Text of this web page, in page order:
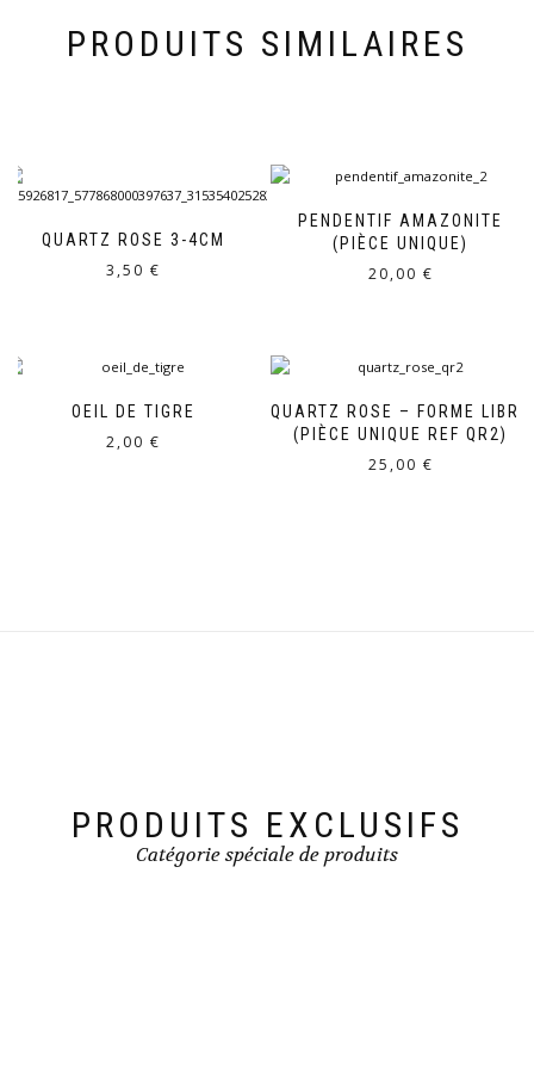
PRODUITS SIMILAIRES
QUARTZ ROSE 3-4CM
3,50 €
PENDENTIF AMAZONITE
(PIÈCE UNIQUE)
20,00 €
OEIL DE TIGRE
2,00 €
QUARTZ ROSE – FORME LIBRE
(PIÈCE UNIQUE REF QR2)
25,00 €
PRODUITS EXCLUSIFS
Catégorie spéciale de produits